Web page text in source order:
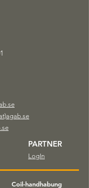
PARTNER
LogIn
Coil-handhabung